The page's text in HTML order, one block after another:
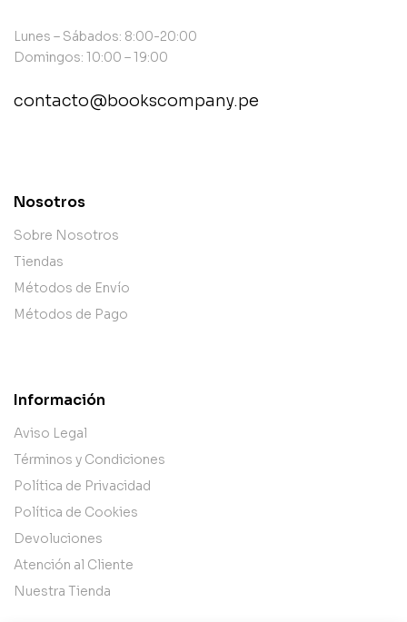
Lunes – Sábados: 8:00-20:00
Domingos: 10:00 – 19:00
contacto@bookscompany.pe
Nosotros
Sobre Nosotros
Tiendas
Métodos de Envío
Métodos de Pago
Información
Aviso Legal
Términos y Condiciones
Política de Privacidad
Política de Cookies
Devoluciones
Atención al Cliente
Nuestra Tienda